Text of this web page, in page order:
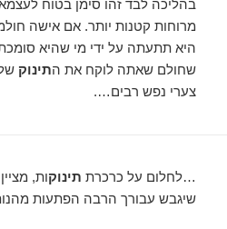
בהליכה לבד זהו סימן בטוח
מרוחות קטנות יותר. אם אישה
היא תתעתה על ידי מי שהיא סומכת
שחולם שאתה לוקח את התינוק
צערי נפש רבים….
…לחלום על כרכרת תינוקות,
שיגבש עבורך הרבה הפתעות